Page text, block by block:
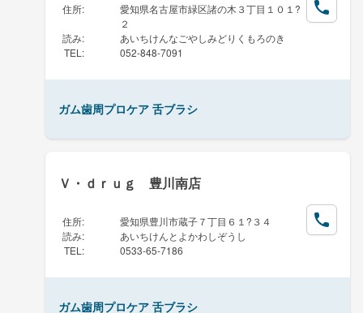
住所:
愛知県名古屋市緑区諸の木３丁目１０１?
２
読み:
あいちけんなごやしみどりくもろのき
TEL : 052-848-7091
ガム歯周プロケア 舌ブラシ
Ｖ・ｄｒｕｇ 豊川南店
住所:
愛知県豊川市蔵子７丁目６１?３４
読み:
あいちけんとよかわしぞうし
TEL : 0533-65-7186
ガム歯周プロケア 舌ブラシ